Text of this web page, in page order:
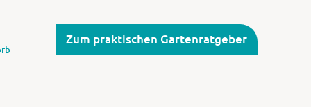
Zum praktischen Gartenratgeber